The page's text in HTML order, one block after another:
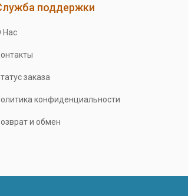
поддержки
Нас
заказа
конфиденциальности
и обмен